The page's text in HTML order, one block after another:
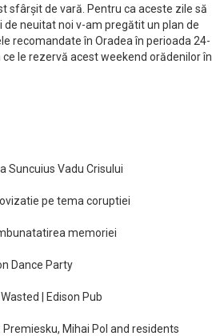
sfârșit de vară. Pentru ca aceste zile să
neuitat noi v-am pregătit un plan de
recomandate în Oradea în perioada 24-
ce le rezervă acest weekend orădenilor în
Suncuius Vadu Crisului
pe tema coruptiei
memoriei
Dance Party
| Edison Pub
Premiesku, Mihai Pol and residents